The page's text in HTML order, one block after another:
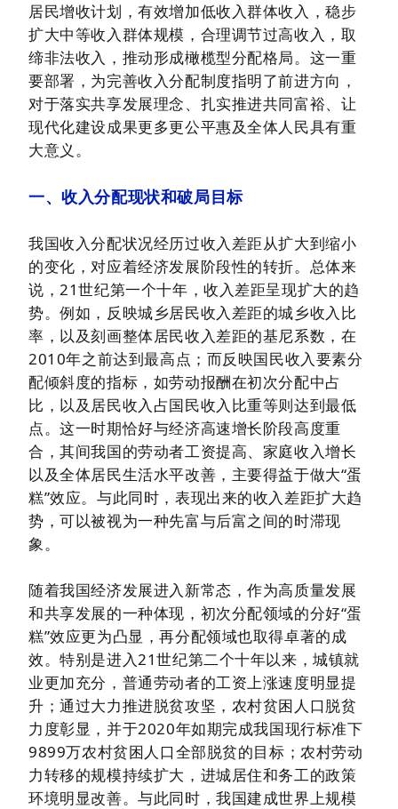
居民增收计划，有效增加低收入群体收入，稳步
扩大中等收入群体规模，合理调节过高收入，取
缔非法收入，推动形成橄榄型分配格局。这一重
要部署，为完善收入分配制度指明了前进方向，
对于落实共享发展理念、扎实推进共同富裕、让
现代化建设成果更多更公平惠及全体人民具有重
大意义。
一、收入分配现状和破局目标
我国收入分配状况经历过收入差距从扩大到缩小
的变化，对应着经济发展阶段性的转折。总体来
说，21世纪第一个十年，收入差距呈现扩大的趋
势。例如，反映城乡居民收入差距的城乡收入比
率，以及刻画整体居民收入差距的基尼系数 ，在
2010年之前达到最高点；而反映国民收入要素分
配倾斜度的指标，如劳动报酬在初次分配中占
比，以及居民收入占国民收入比重等则达到最低
点。这一时期恰好与经济高速增长阶段高度重
合，其间我国的劳动者工资提高、家庭收入增长
以及全体居民生活水平改善，主要得益于做大“蛋
糕”效应。与此同时，表现出来的收入差距扩大趋
势，可以被视为一种先富与后富之间的时滞现
象。
随着我国经济发展进入新常态，作为高质量发展
和共享发展的一种体现，初次分配领域的分好“蛋
糕”效应更为凸显，再分配领域也取得卓著的成
效。特别是进入21世纪第二个十年以来，城镇就
业更加充分，普通劳动者的工资上涨速度明显提
升；通过大力推进脱贫攻坚，农村贫困人口脱贫
力度彰显，并于2020年如期完成我国现行标准下
9899万农村贫困人口全部脱贫的目标；农村劳动
力转移的规模持续扩大，进城居住和务工的政策
环境明显改善。与此同时，我国建成世界上规模